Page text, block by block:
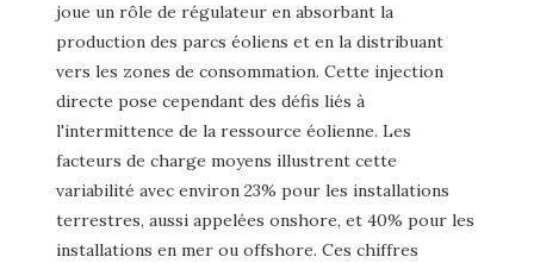
joue un rôle de régulateur en absorbant la
production des parcs éoliens et en la distribuant
vers les zones de consommation. Cette injection
directe pose cependant des défis liés à
l'intermittence de la ressource éolienne. Les
facteurs de charge moyens illustrent cette
variabilité avec environ 23% pour les installations
terrestres, aussi appelées onshore, et 40% pour les
installations en mer ou offshore. Ces chiffres